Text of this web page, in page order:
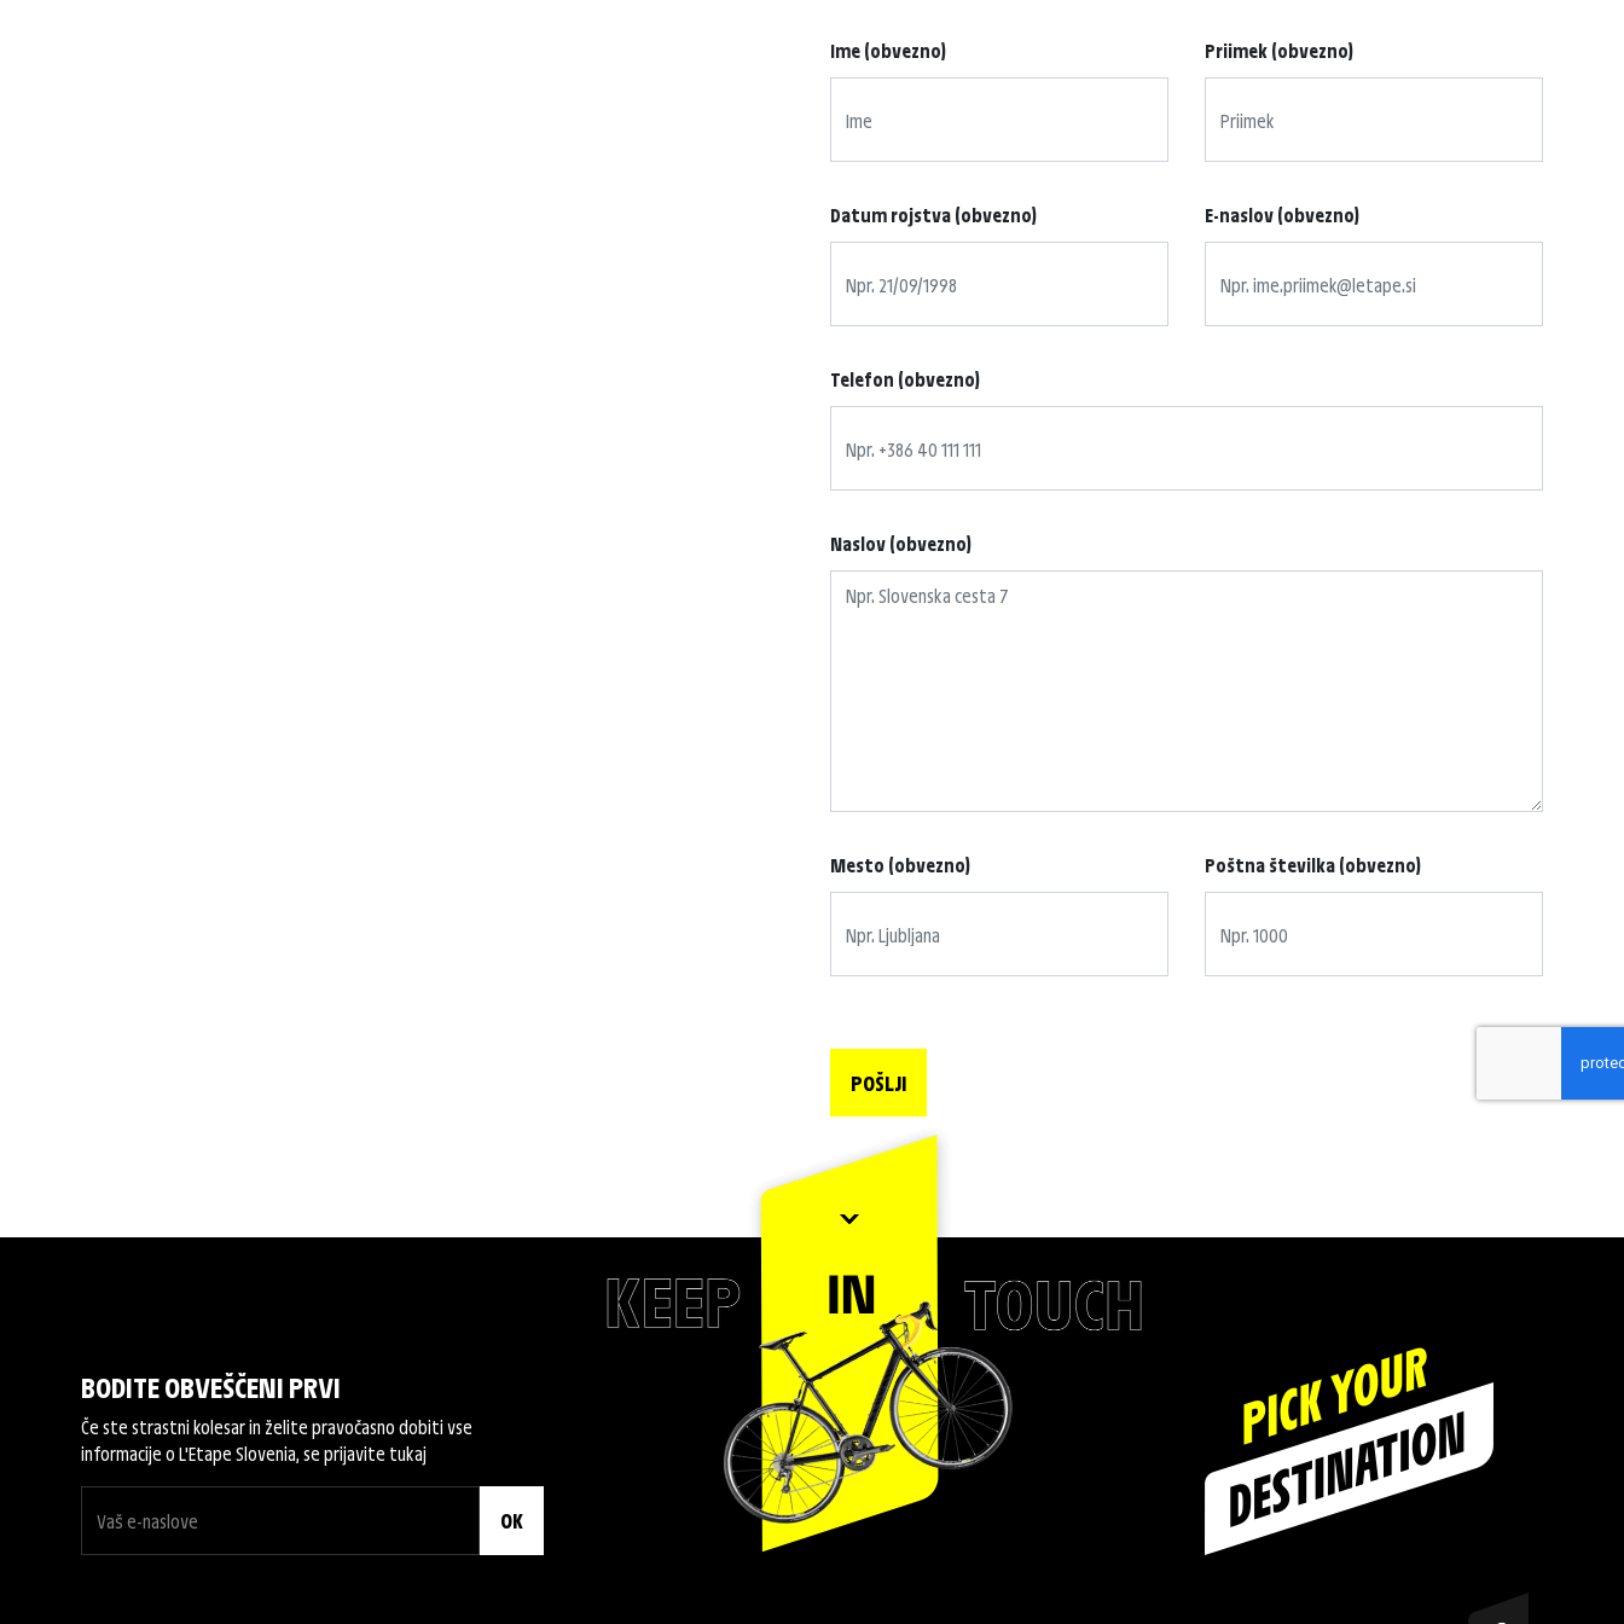
Ime (obvezno) Priimek (obvezno)
Datum rojstva (obvezno) E-naslov (obvezno)
Telefon (obvezno)
Naslov (obvezno)
Mesto (obvezno) Poštna številka (obvezno)
POŠLJI
BODITE OBVEŠČENI PRVI
Če ste strastni kolesar in želite pravočasno dobiti vse
informacije o L'Etape Slovenia, se prijavite tukaj
OK